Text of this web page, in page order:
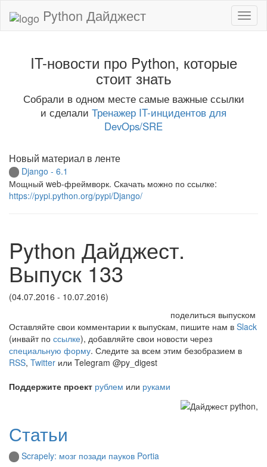
Python Дайджест
IT-новости про Python, которые
стоит знать
Собрали в одном месте самые важные ссылки
и сделали Тренажер IT-инцидентов для
DevOps/SRE
Новый материал в ленте
Django - 6.1
Мощный web-фреймворк. Скачать можно по ссылке:
https://pypi.python.org/pypi/Django/
Python Дайджест.
Выпуск 133
(04.07.2016 - 10.07.2016)
поделиться выпуском
Оставляйте свои комментарии к выпуcкам, пишите нам в Slack
(инвайт по ссылке), добавляйте свои новости через
специальную форму. Следите за всем этим безобразием в
RSS, Twitter или Telegram @py_digest
Поддержите проект рублем или руками
Статьи
Scrapely: мозг позади пауков Portia